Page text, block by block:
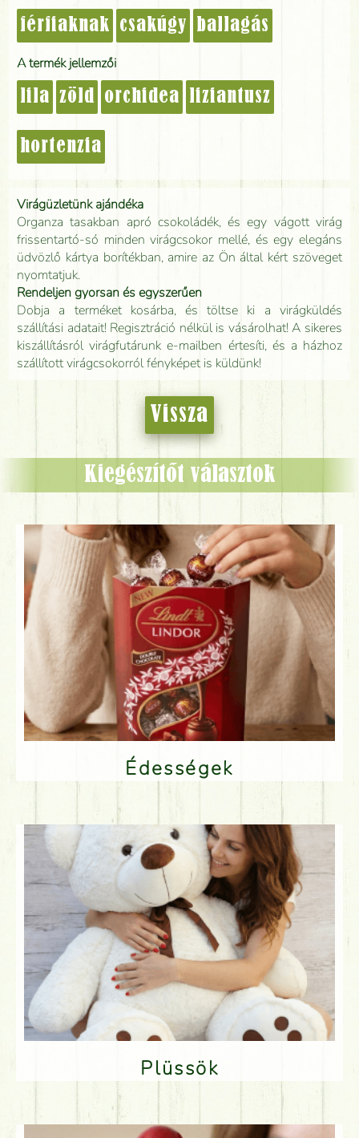
férfiaknak csakúgy ballagás
A termék jellemzői
lila zöld orchidea liziantusz
hortenzia
Virágüzletünk ajándéka
Organza tasakban apró csokoládék, és egy vágott virág
frissentartó-só minden virágcsokor mellé, és egy elegáns
üdvözlő kártya borítékban, amire az Ön által kért szöveget
nyomtatjuk.
Rendeljen gyorsan és egyszerűen
Dobja a terméket kosárba, és töltse ki a virágküldés
szállítási adatait! Regisztráció nélkül is vásárolhat! A sikeres
kiszállításról virágfutárunk e-mailben értesíti, és a házhoz
szállított virágcsokorról fényképet is küldünk!
Vissza
Kiegészítőt választok
Édességek
Plüssök